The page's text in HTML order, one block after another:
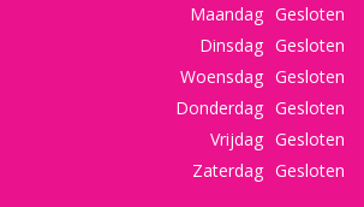
Maandag Gesloten
Dinsdag Gesloten
Woensdag Gesloten
Donderdag Gesloten
Vrijdag Gesloten
Zaterdag Gesloten